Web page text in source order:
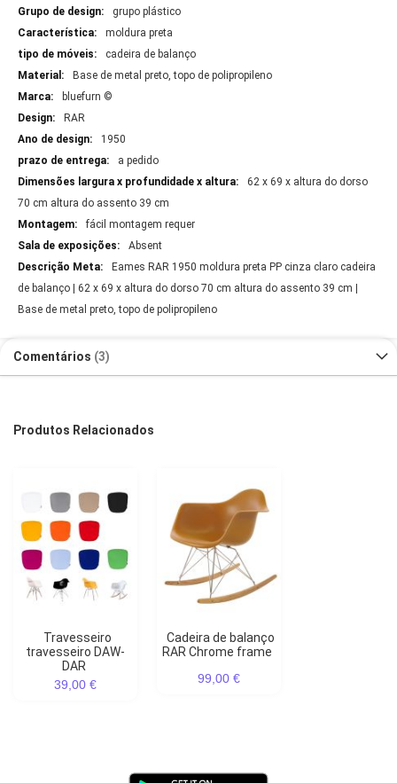
grupo plástico
moldura preta
cadeira de balanço
Base de metal preto, topo de polipropileno
bluefurn ©
RAR
1950
a pedido
62 x 69 x altura do dorso
70 cm altura do assento 39 cm
fácil montagem requer
Absent
Eames RAR 1950 moldura preta PP cinza claro cadeira
de balanço | 62 x 69 x altura do dorso 70 cm altura do assento 39 cm |
Base de metal preto, topo de polipropileno
Comentários 3
Produtos Relacionados
Travesseiro
travesseiro DAW-
DAR
39,00 €
Cadeira de balanço
RAR Chrome frame
99,00 €